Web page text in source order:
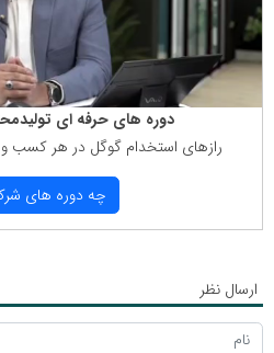
دوره های حرفه ای
رازهای استخدام گوگل در هر كسب و
چه دوره های
ارسال نظر